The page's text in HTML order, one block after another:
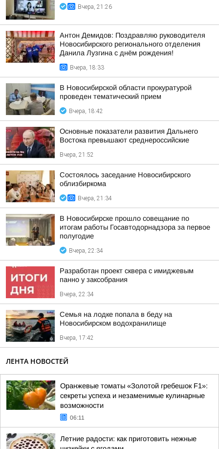
Вчера, 21:26
Антон Демидов: Поздравляю руководителя
Новосибирского регионального отделения
Данила Лузгина с днём рождения!
Вчера, 18:33
В Новосибирской области прокуратурой
проведен тематический прием
Вчера, 18:42
Основные показатели развития Дальнего
Востока превышают среднероссийские
Вчера, 21:52
Состоялось заседание Новосибирского
облизбиркома
Вчера, 21:34
В Новосибирске прошло совещание по
итогам работы Госавтодорнадзора за первое
полугодие
Вчера, 22:34
Разработан проект сквера с имиджевым
панно у заксобрания
Вчера, 22:34
Семья на лодке попала в беду на
Новосибирском водохранилище
Вчера, 17:42
ЛЕНТА НОВОСТЕЙ
Оранжевые томаты «Золотой гребешок F1»:
секреты успеха и незаменимые кулинарные
возможности
06:11
Летние радости: как приготовить нежные